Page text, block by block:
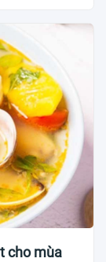
cho mùa